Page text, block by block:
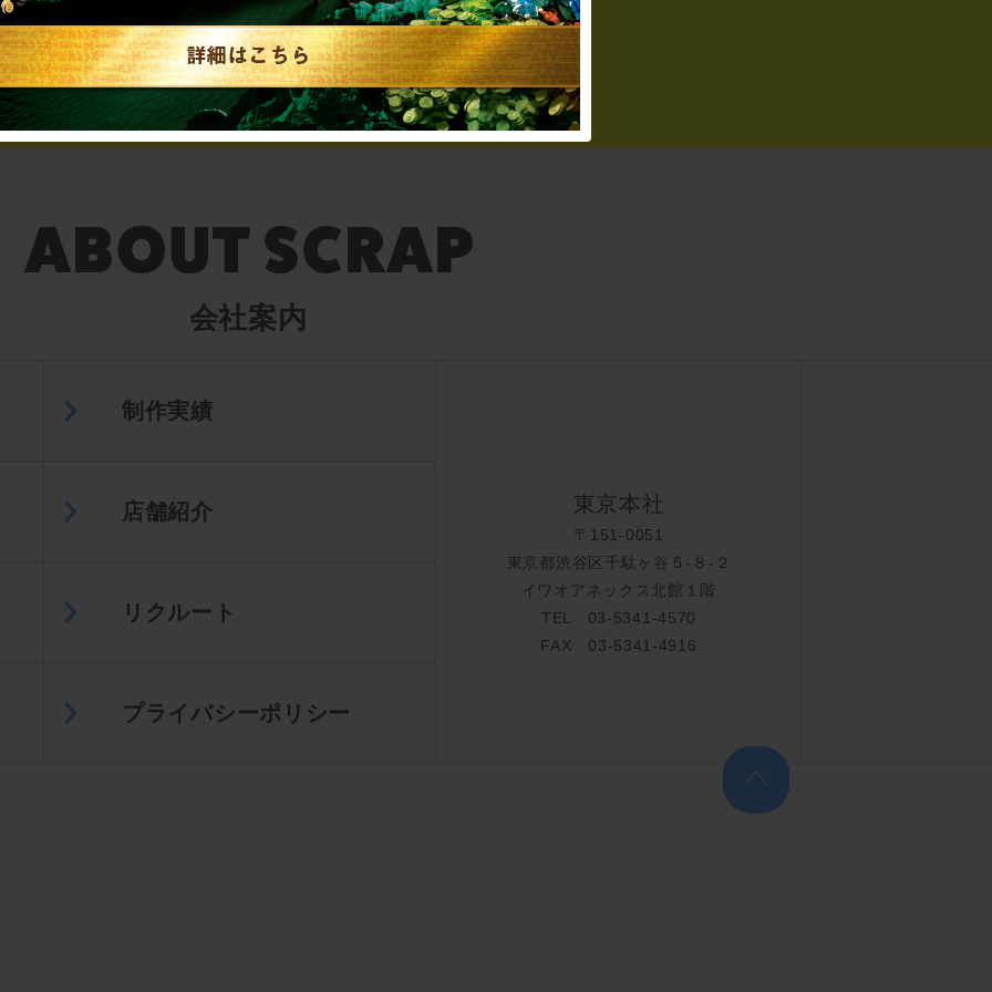
▼英語、中国語でのお問い合わせはこちら
English／中文
会社案内
制作実績
店舗紹介
リクルート
プライバシーポリシー
東京本社
〒151-0051
東京都渋谷区千駄ヶ谷５-８-２
イワオアネックス北館１階
TEL 03-5341-4570
FAX 03-5341-4916